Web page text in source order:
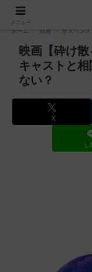
PR
ホーム 邦画 サスペンス
映画【砕け
キャストと
ない？
X
メニュー